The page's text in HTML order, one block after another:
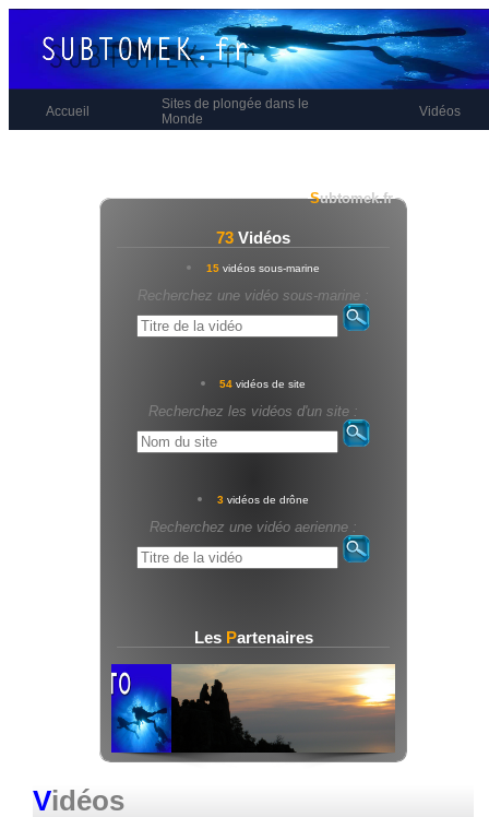
Accueil
Sites de plongée dans le
Monde
Vidéos
Subtomek.fr
73 Vidéos
15vidéos sous-marine
Recherchez une vidéo sous-marine :
54 vidéos de site
Recherchez les vidéos d'un site :
3 vidéos de drône
Recherchez une vidéo aerienne :
Les Partenaires
Vidéos